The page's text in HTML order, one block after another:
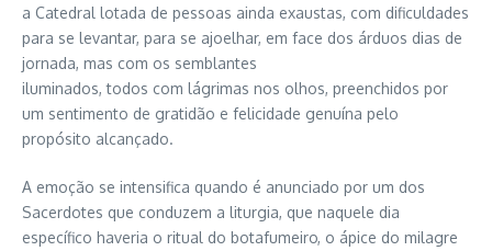
a Catedral lotada de pessoas ainda exaustas, com dificuldades
para se levantar, para se ajoelhar, em face dos árduos dias de
jornada, mas com os semblantes
iluminados, todos com lágrimas nos olhos, preenchidos por
um sentimento de gratidão e felicidade genuína pelo
propósito alcançado.
A emoção se intensifica quando é anunciado por um dos
Sacerdotes que conduzem a liturgia, que naquele dia
específico haveria o ritual do botafumeiro, o ápice do milagre